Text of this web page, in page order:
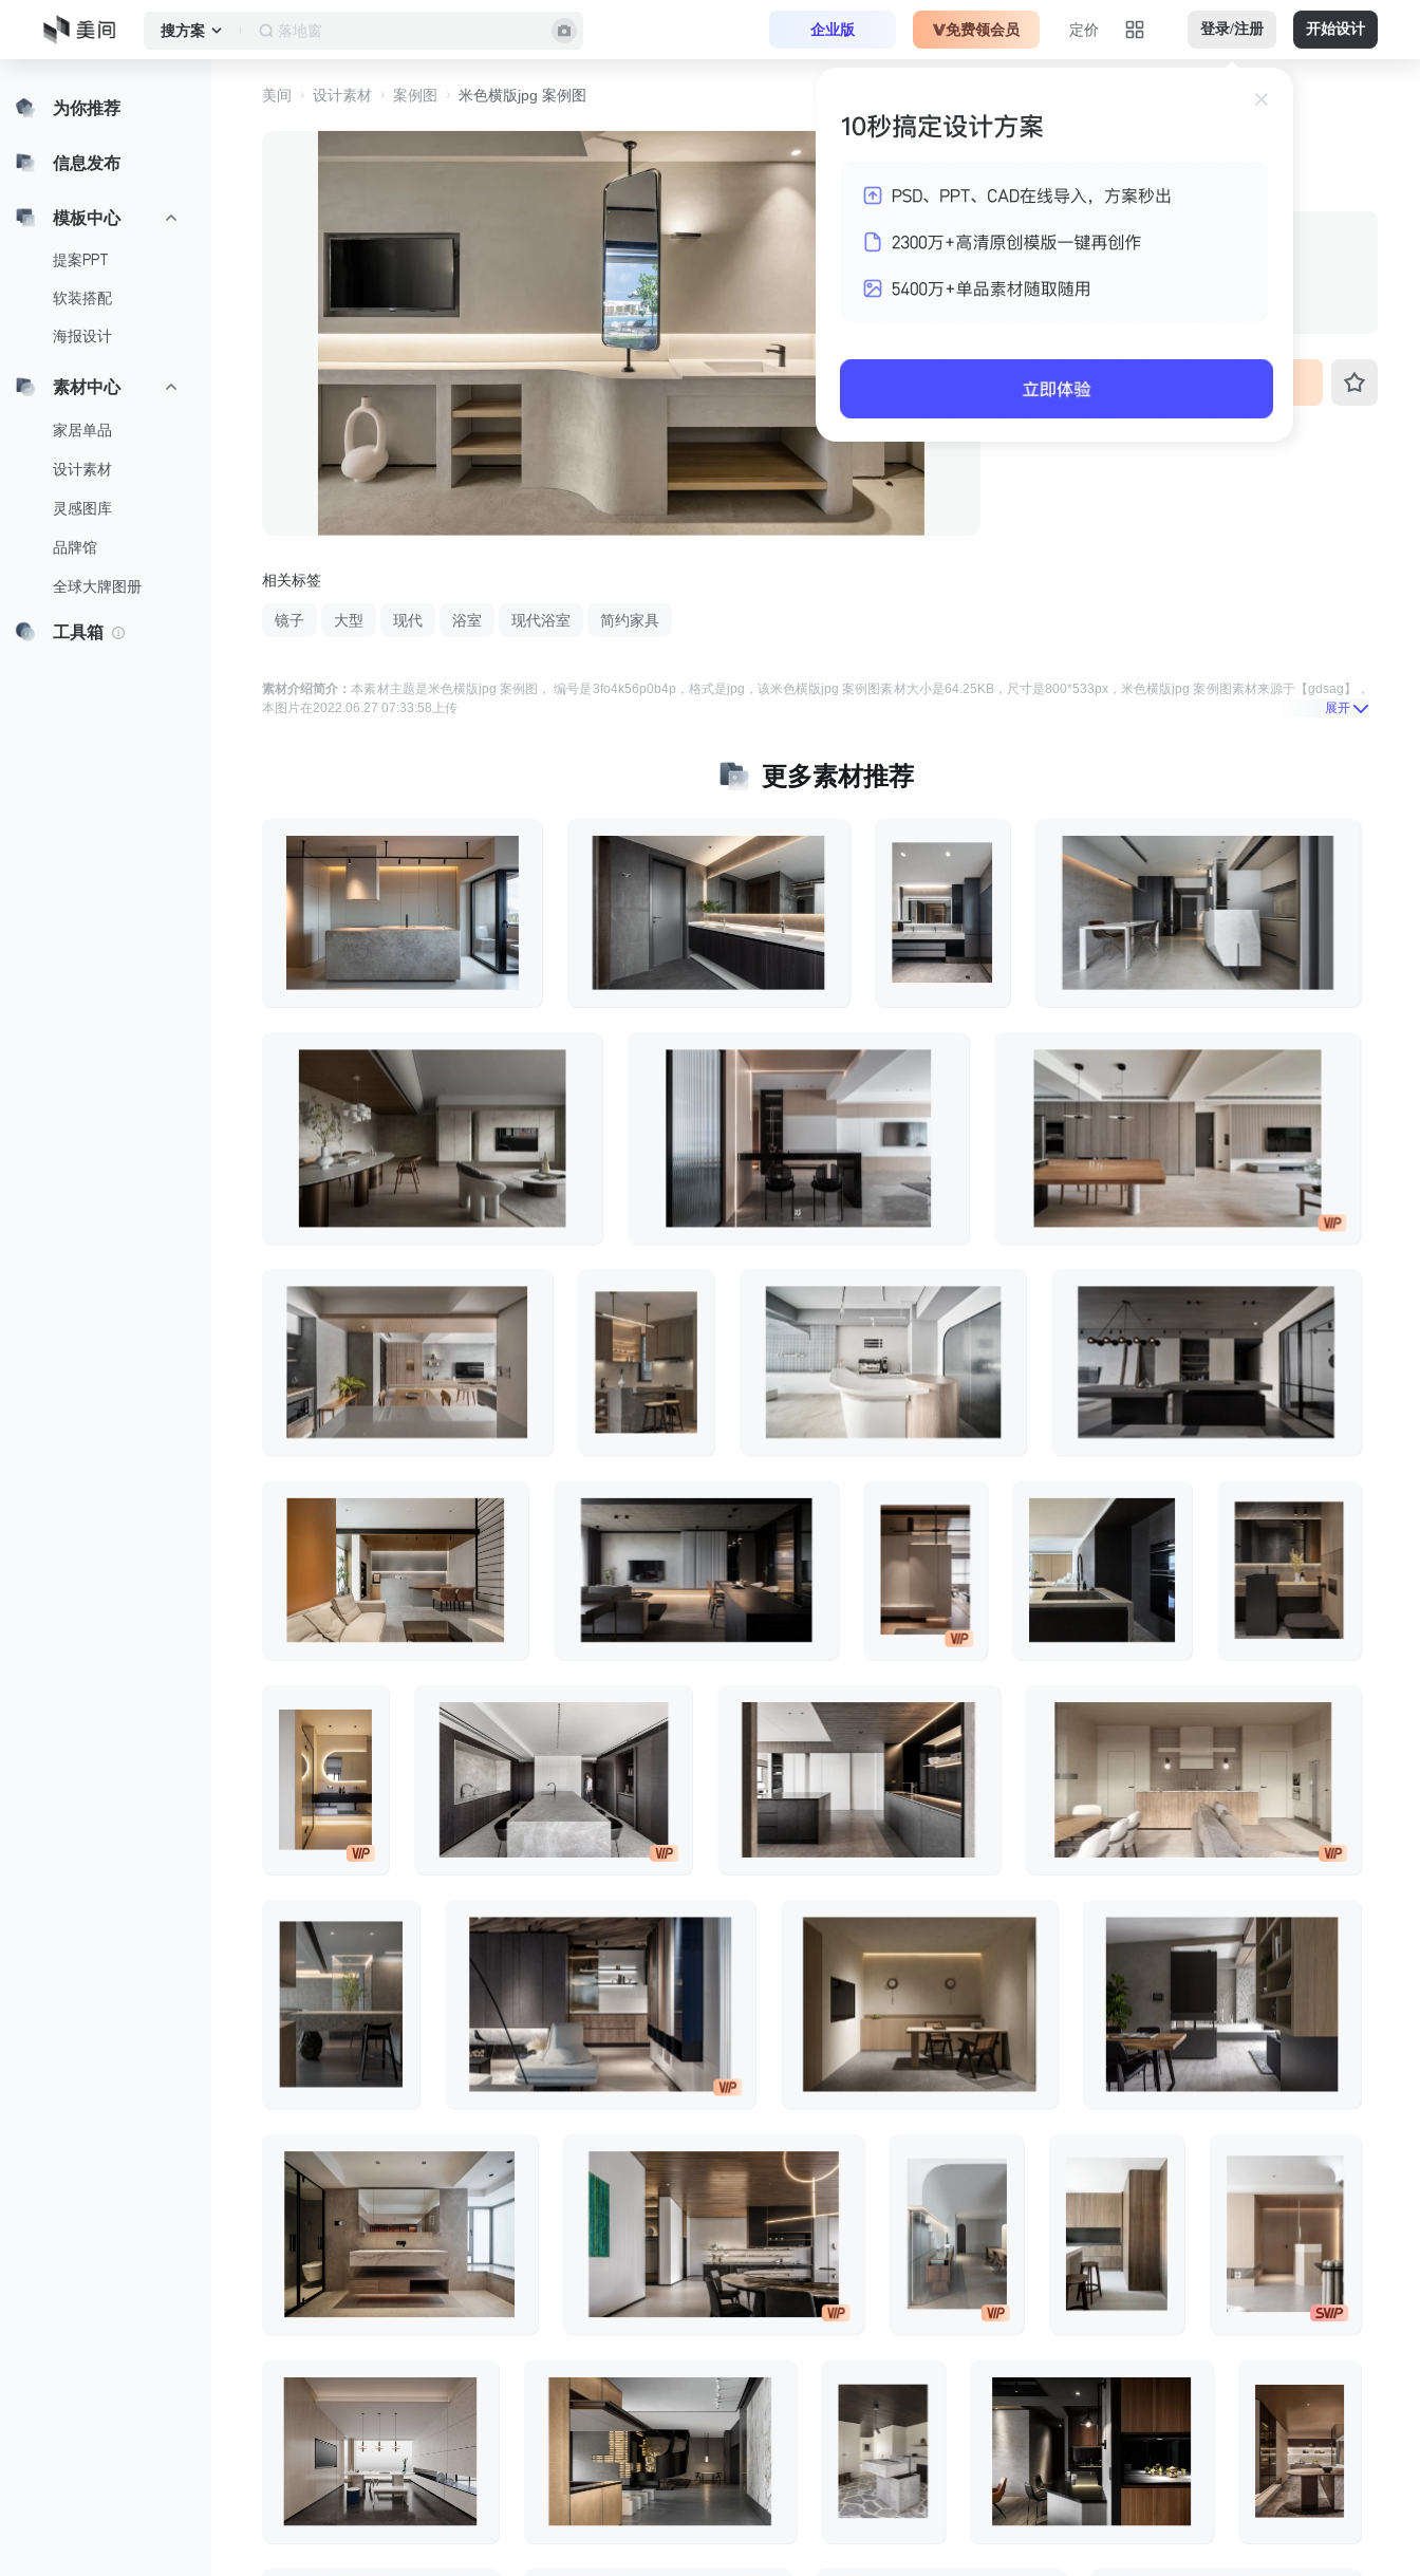
搜方案 客厅 企业版 免费领会员 定价 登录/注册 开始设计
为你推荐
信息发布
模板中心
提案PPT
软装搭配
海报设计
素材中心
家居单品
设计素材
灵感图库
品牌馆
全球大牌图册
工具箱
美间 设计素材 案例图 米色横版jpg 案例图
作者 gdsag
尺寸
相关标签
镜子 大型 现代 浴室 现代浴室 简约家具
素材介绍简介：本素材主题是米色横版jpg 案例图 ， 编号是3fo4k56p0b4p ，格式是jpg ，该米色横版jpg 案例图素材大小是64.25KB，尺寸是800*533px， 米色横版jpg 案例图素材来源于【gdsag】
本图片在2022.06.27 07:33:58 上传 展开
更多素材推荐